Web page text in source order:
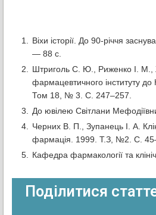
Віхи історії. До 90-річчя
— 88 с.
Штриголь С. Ю., Риженко І. М.,
фармацевтичного інституту до
Том 18, № 3. С. 247–257.
До ювілею Світлани
Черних В. П., Зупанець І. А.
фармація. 1999. Т.З, №2. С.
Кафедра фармакології та
Поділитися